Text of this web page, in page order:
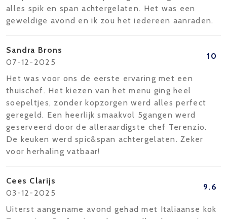
alles spik en span achtergelaten. Het was een
geweldige avond en ik zou het iedereen aanraden.
Sandra Brons
07-12-2025
10
Het was voor ons de eerste ervaring met een
thuischef. Het kiezen van het menu ging heel
soepeltjes, zonder kopzorgen werd alles perfect
geregeld. Een heerlijk smaakvol 5gangen werd
geserveerd door de alleraardigste chef Terenzio.
De keuken werd spic&span achtergelaten. Zeker
voor herhaling vatbaar!
Cees Clarijs
03-12-2025
9.6
Uiterst aangename avond gehad met Italiaanse kok